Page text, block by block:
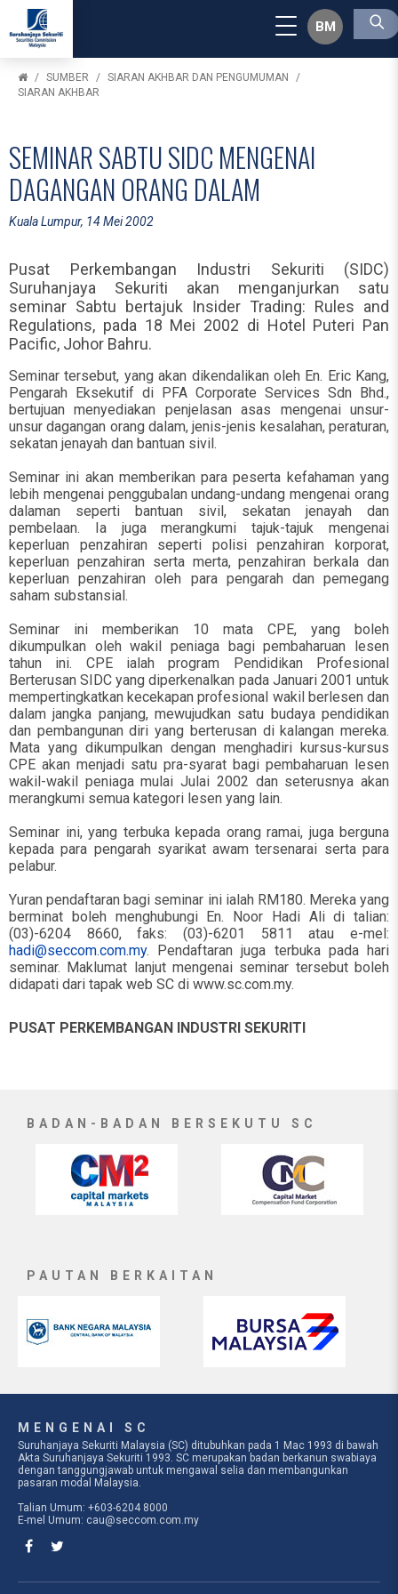
BM
SUMBER
SIARAN AKHBAR DAN PENGUMUMAN
SIARAN AKHBAR
SEMINAR SABTU SIDC MENGENAI
DAGANGAN ORANG DALAM
Kuala Lumpur, 14 Mei 2002
Pusat Perkembangan Industri Sekuriti (SIDC)
Suruhanjaya Sekuriti akan menganjurkan satu
seminar Sabtu bertajuk Insider Trading: Rules and
Regulations, pada 18 Mei 2002 di Hotel Puteri Pan
Pacific, Johor Bahru.
Seminar tersebut, yang akan dikendalikan oleh En. Eric Kang,
Pengarah Eksekutif di PFA Corporate Services Sdn Bhd.,
bertujuan menyediakan penjelasan asas mengenai unsur-
unsur dagangan orang dalam, jenis-jenis kesalahan, peraturan,
sekatan jenayah dan bantuan sivil.
Seminar ini akan memberikan para peserta kefahaman yang
lebih mengenai penggubalan undang-undang mengenai orang
dalaman seperti bantuan sivil, sekatan jenayah dan
pembelaan. Ia juga merangkumi tajuk-tajuk mengenai
keperluan penzahiran seperti polisi penzahiran korporat,
keperluan penzahiran serta merta, penzahiran berkala dan
keperluan penzahiran oleh para pengarah dan pemegang
saham substansial.
Seminar ini memberikan 10 mata CPE, yang boleh
dikumpulkan oleh wakil peniaga bagi pembaharuan lesen
tahun ini. CPE ialah program Pendidikan Profesional
Berterusan SIDC yang diperkenalkan pada Januari 2001 untuk
mempertingkatkan kecekapan profesional wakil berlesen dan
dalam jangka panjang, mewujudkan satu budaya pendidikan
dan pembangunan diri yang berterusan di kalangan mereka.
Mata yang dikumpulkan dengan menghadiri kursus-kursus
CPE akan menjadi satu pra-syarat bagi pembaharuan lesen
wakil-wakil peniaga mulai Julai 2002 dan seterusnya akan
merangkumi semua kategori lesen yang lain.
Seminar ini, yang terbuka kepada orang ramai, juga berguna
kepada para pengarah syarikat awam tersenarai serta para
pelabur.
Yuran pendaftaran bagi seminar ini ialah RM180. Mereka yang
berminat boleh menghubungi En. Noor Hadi Ali di talian:
(03)-6204 8660, faks: (03)-6201 5811 atau e-mel:
hadi@seccom.com.my. Pendaftaran juga terbuka pada hari
seminar. Maklumat lanjut mengenai seminar tersebut boleh
didapati dari tapak web SC di www.sc.com.my.
PUSAT PERKEMBANGAN INDUSTRI SEKURITI
BADAN-BADAN BERSEKUTU SC
PAUTAN BERKAITAN
MENGENAI SC
Suruhanjaya Sekuriti Malaysia (SC) ditubuhkan pada 1 Mac 1993 di bawah
Akta Suruhanjaya Sekuriti 1993. SC merupakan badan berkanun swabiaya
dengan tanggungjawab untuk mengawal selia dan membangunkan
pasaran modal Malaysia.
Talian Umum: +603-6204 8000
E-mel Umum: cau@seccom.com.my